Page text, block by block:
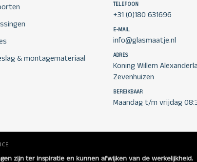
& montagemateriaal
TELEFOON
+31 (0)180 631696
E-MAIL
info@glasmaatje.nl
ADRES
Koning Willem
Zevenhuizen
BEREIKBAAR
Maandag t/m vrijdag
zijn ter inspiratie en kunnen afwijken van de werkelijkheid.